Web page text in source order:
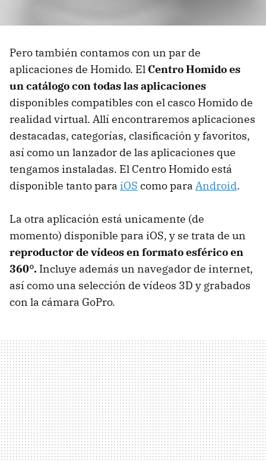
Pero también contamos con un par de
aplicaciones de Homido. El Centro Homido es
un catálogo con todas las aplicaciones
disponibles compatibles con el casco Homido de
realidad virtual. Allí encontraremos aplicaciones
destacadas, categorías, clasificación y favoritos,
así como un lanzador de las aplicaciones que
tengamos instaladas. El Centro Homido está
disponible tanto para iOS como para Android.
La otra aplicación está unicamente (de
momento) disponible para iOS, y se trata de un
reproductor de vídeos en formato esférico en
360°. Incluye además un navegador de internet,
así como una selección de vídeos 3D y grabados
con la cámara GoPro.